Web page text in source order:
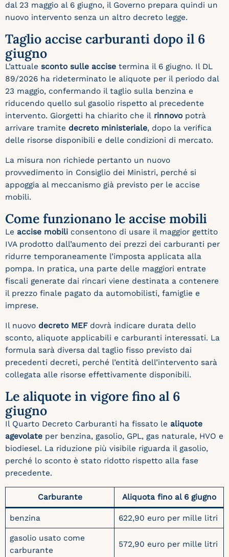
dal 23 maggio al 6 giugno, il Governo prepara quindi un
nuovo intervento senza un altro decreto legge.
Taglio accise carburanti dopo il 6
giugno
L’attuale sconto sulle accise termina il 6 giugno. Il DL
89/2026 ha rideterminato le aliquote per il periodo dal
23 maggio, confermando il taglio sulla benzina e
riducendo quello sul gasolio rispetto al precedente
intervento. Giorgetti ha chiarito che il rinnovo potrà
arrivare tramite decreto ministeriale, dopo la verifica
delle risorse disponibili e delle condizioni di mercato.
La misura non richiede pertanto un nuovo
provvedimento in Consiglio dei Ministri, perché si
appoggia al meccanismo già previsto per le accise
mobili.
Come funzionano le accise mobili
Le accise mobili consentono di usare il maggior gettito
IVA prodotto dall’aumento dei prezzi dei carburanti per
ridurre temporaneamente l’imposta applicata alla
pompa. In pratica, una parte delle maggiori entrate
fiscali generate dai rincari viene destinata a contenere
il prezzo finale pagato da automobilisti, famiglie e
imprese.
Il nuovo decreto MEFdovrà indicare durata dello
sconto, aliquote applicabili e carburanti interessati. La
formula sarà diversa dal taglio fisso previsto dai
precedenti decreti, perché l’entità dell’intervento sarà
collegata alle risorse effettivamente disponibili.
Le aliquote in vigore fino al 6
giugno
Il Quarto Decreto Carburanti ha fissato le aliquote
agevolate per benzina, gasolio, GPL, gas naturale, HVO e
biodiesel. La riduzione più visibile riguarda il gasolio,
perché lo sconto è stato ridotto rispetto alla fase
precedente.
Carburante Aliquota fino al 6 giugno
benzina 622,90 euro per mille litri
gasolio usato come
carburante
572,90 euro per mille litri